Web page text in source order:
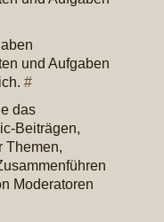
und Aufgaben
#
das
Beiträgen,
Themen,
Moderatoren